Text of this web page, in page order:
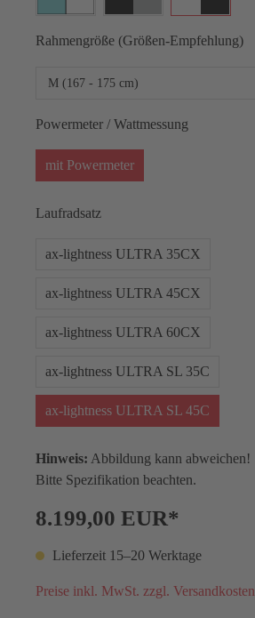
Rahmengröße (Größen-Empfehlung)
Powermeter / Wattmessung
mit Powermeter
Laufradsatz
ax-lightness ULTRA 35CX
ax-lightness ULTRA 45CX
ax-lightness ULTRA 60CX
ax-lightness ULTRA SL 35C
ax-lightness ULTRA SL 45C
Hinweis: Abbildung kann abweichen!
Bitte Spezifikation beachten.
8.199,00 EUR*
Lieferzeit 15–20 Werktage
Preise inkl. MwSt. zzgl. Versandkosten